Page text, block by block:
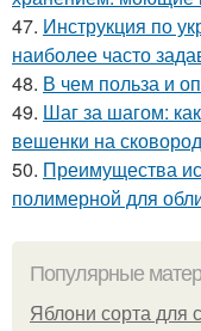
47. Инструкция по
наиболее часто
48. В чем польза и
49. Шаг за шагом:
вешенки на
50. Преимущества
полимерной для
Популярные
Яблони сорта для